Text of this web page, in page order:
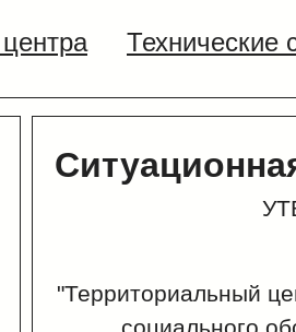
Технические